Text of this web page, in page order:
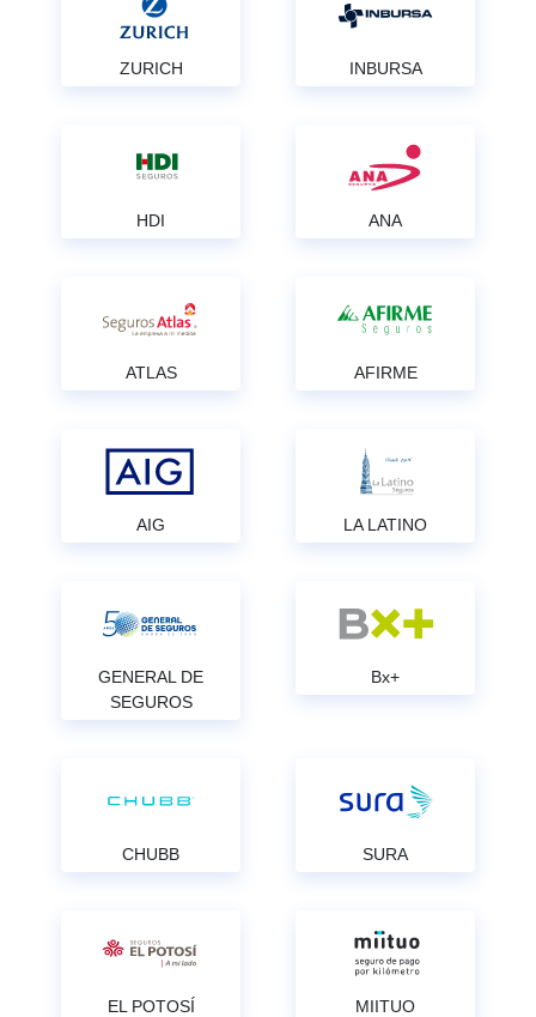
ZURICH INBURSA
HDI ANA
ATLAS AFIRME
AIG LA LATINO
GENERAL DE
SEGUROS
Bx+
CHUBB SURA
EL POTOSÍ MIITUO